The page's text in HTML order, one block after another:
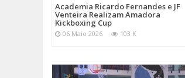
Academia Ricardo Fernandes e JF
Venteira Realizam Amadora
Kickboxing Cup
06 Maio 2026 103 K